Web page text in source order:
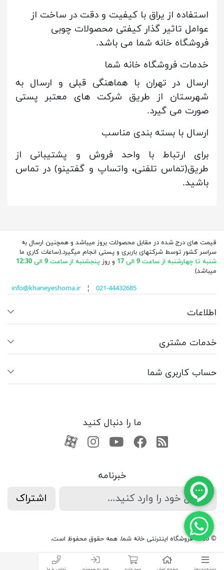
استفاده از یراق با کیفیت و دقت در ساخت از
عوامل تاثیر گذار کیفتی محصولات چوبی
فروشگاه خانه شما می باشد.
خدمات فروشگاه خانه شما
ارسال در تهران با هماهنگی قبلی و ارسال به
شهرستان از طریق شرکت های معتبر پستی
صورت می گیرد.
ارسال با بسته بندی مناسب
برای ارتباط با واحد فروش و پشتیبانی از
طریق(تماس تلفنی، واتساپ و گفتینو) در تماس
باشید.
قیمت های درج شده در مقابل محصولات بروز میباشد و همچنین ارسال به
سراسر کشور توسط شرکتهای باربری و پستی انجام میگیرد.(ساعات کاری ما
شنبه تا چهارشنبه از ساعت 9 الی 17
و روز پنجشنبه از ساعت 9 الی 12:30
میباشد)
info@khaneyeshoma.ir¦ 021-44432685
اطلاعات
خدمات مشتری
حساب کاربری شما
ما را دنبال کنید
RSSفیسبوکیوتیوبکانال آپارات
کانال آپارات
خبرنامه
اشتراک
© 2026 فروشگاه اینترنتی خانه شما. همه حقوق محفوظ است.